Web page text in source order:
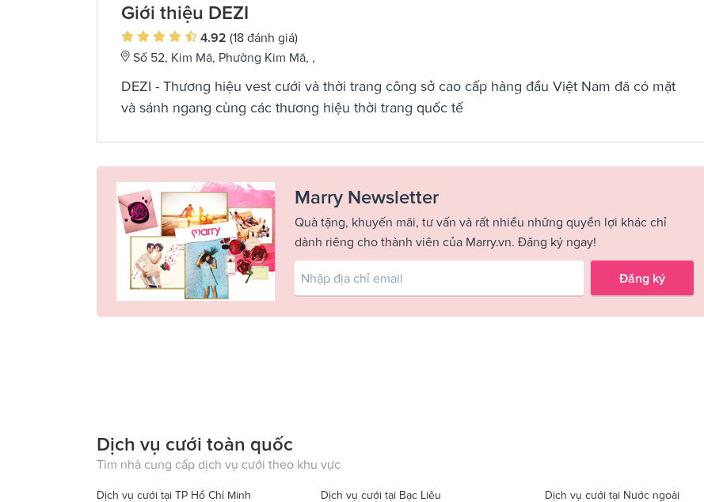
Giới thiệu DEZI
4.92 (18 đánh giá)
Số 52, Kim Mã, Phường Kim Mã, ,
DEZI - Thương hiệu vest cưới và thời trang công sở cao cấp hàng đầu Việt Nam đã có mặt
và sánh ngang cùng các thương hiệu thời trang quốc tế
Marry Newsletter
Quà tặng, khuyến mãi, tư vấn và rất nhiều những quyền lợi khác chỉ
dành riêng cho thành viên của Marry.vn. Đăng ký ngay!
Đăng ký
Dịch vụ cưới toàn quốc
Tìm nhà cung cấp dịch vụ cưới theo khu vực
Dịch vụ cưới tại TP Hồ Chí Minh Dịch vụ cưới tại Bạc Liêu Dịch vụ cưới tại Nước ngoài